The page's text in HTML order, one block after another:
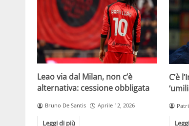
Leao via dal Milan, non c’è
alternativa: cessione obbligata
Bruno De Santis Aprile 12, 2026
Leggi di più
C’è